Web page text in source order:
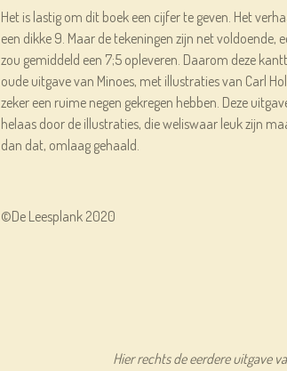
Het is lastig om dit boek een cijfer te geven. Het
een dikke 9. Maar de tekeningen zijn net voldoende,
zou gemiddeld een 7;5 opleveren. Daarom deze
oude uitgave van Minoes, met illustraties van Carl
zeker een ruime negen gekregen hebben. Deze
helaas door de illustraties, die weliswaar leuk zijn
dan dat, omlaag gehaald.
©De Leesplank 2020
Hier rechts de eerdere uitgave